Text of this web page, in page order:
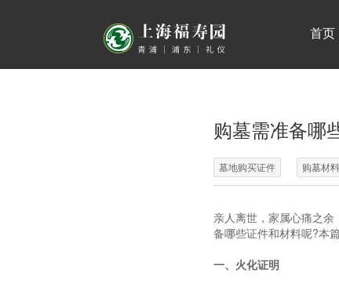
首页
购墓需准备哪
墓地购买证件 购墓材料
亲人离世，家属心痛之
备哪些证件和材料呢?本
一、火化证明